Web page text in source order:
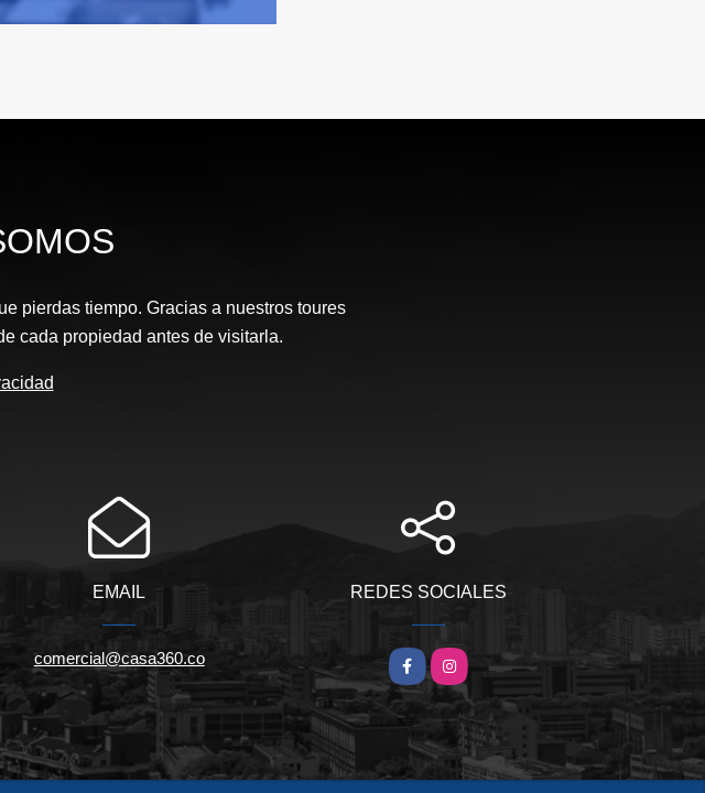
pierdas tiempo. Gracias a nuestros toures
cada propiedad antes de visitarla.
EMAIL
comercial@casa360.co
REDES SOCIALES
FacebookInstagram